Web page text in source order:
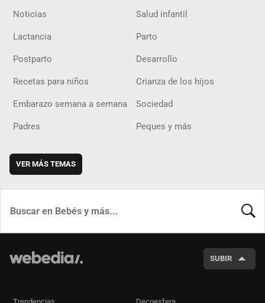
Noticias Salud infantil
Lactancia Parto
Postparto Desarrollo
Recetas para niños Crianza de los hijos
Embarazo semana a semana Sociedad
Padres Peques y más
VER MÁS TEMAS
SUBIR